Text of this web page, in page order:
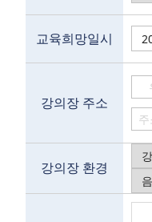
교육희망일시
강의장 주소
강의장 환경